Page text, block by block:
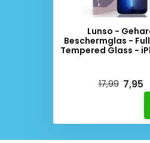
Lunso -
Beschermglas -
Tempered Glass -
17,99 7,95